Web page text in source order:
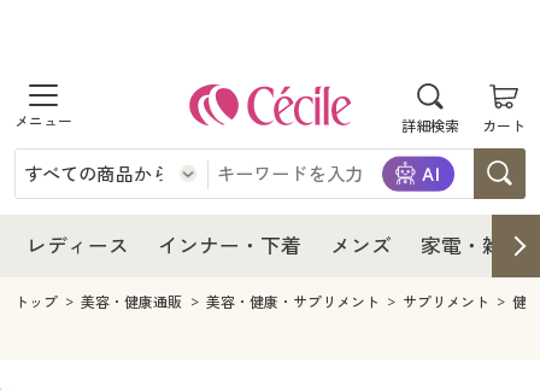
詳細検索 カート
商品を探す
レディース
レディースファッション
インナー・下着
インナー・下着通販すべて
メンズ
レディース インナー・下着 メンズ 家電・雑貨
レディース
レディース通販すべて
レディースファッション
インナー・下着
インナー・下着通販すべて
メンズ
トップ 美容・健康通販 美容・健康・サプリメント サプリメント 健